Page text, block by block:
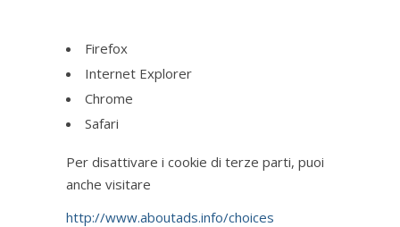
Firefox
Internet Explorer
Chrome
Safari
Per disattivare i cookie di terze parti, puoi
anche visitare
http://www.aboutads.info/choices